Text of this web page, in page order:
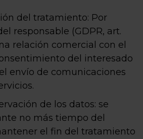
del tratamiento: Por
responsable (GDPR, art.
relación comercial con el
del interesado
el envío de comunicaciones
de los datos: se
no más tiempo del
el fin del tratamiento